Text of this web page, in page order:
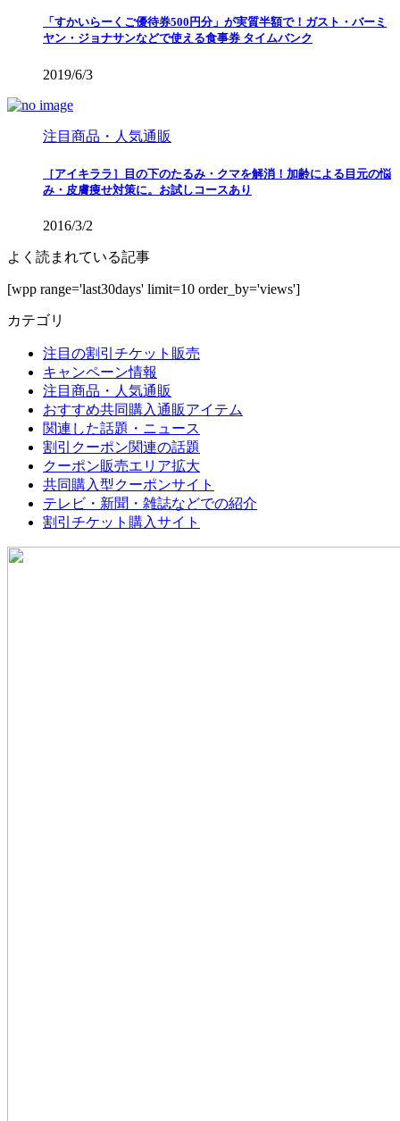
「すかいらーくご優待券500円分」が実質半額で！ガスト・バーミ
ヤン・ジョナサンなどで使える食事券 タイムバンク
2019/6/3
注目商品・人気通販
［アイキララ］目の下のたるみ・クマを解消！加齢による目元の悩
み・皮膚痩せ対策に。お試しコースあり
2016/3/2
よく読まれている記事
[wpp range='last30days' limit=10 order_by='views']
カテゴリ
注目の割引チケット販売
キャンペーン情報
注目商品・人気通販
おすすめ共同購入通販アイテム
関連した話題・ニュース
割引クーポン関連の話題
クーポン販売エリア拡大
共同購入型クーポンサイト
テレビ・新聞・雑誌などでの紹介
割引チケット購入サイト